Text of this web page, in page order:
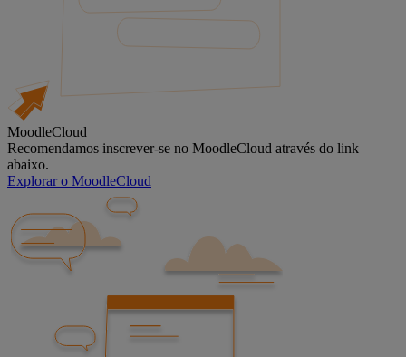
MoodleCloud
Recomendamos inscrever-se no MoodleCloud através do link
abaixo.
Explorar o MoodleCloud